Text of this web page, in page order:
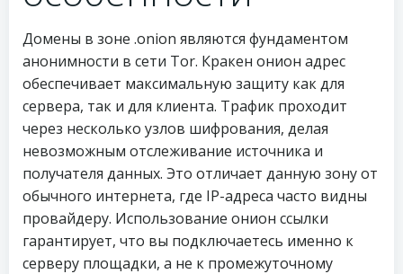
Домены в зоне .onion являются фундаментом
анонимности в сети Tor. Кракен онион адрес
обеспечивает максимальную защиту как для
сервера, так и для клиента. Трафик проходит
через несколько узлов шифрования, делая
невозможным отслеживание источника и
получателя данных. Это отличает данную зону от
обычного интернета, где IP-адреса часто видны
провайдеру. Использование онион ссылки
гарантирует, что вы подключаетесь именно к
серверу площадки, а не к промежуточному